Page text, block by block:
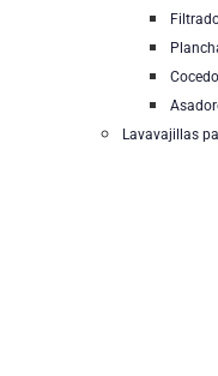
Lavavajillas